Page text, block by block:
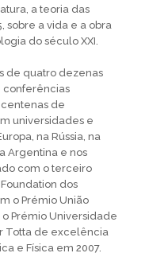
a teoria das
sobre a vida e a obra
do século XXI.
de quatro dezenas
conferências
de
universidades e
na Rússia, na
Argentina e nos
com o terceiro
dos
o Prémio União
Prémio Universidade
Totta de excelência
e Física em 2007.